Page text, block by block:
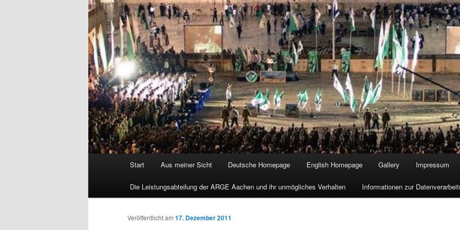
Start Aus meiner Sicht Deutsche Homepage English Homepage Gallery Impressum
Die Leistungsabteilung der ARGE Aachen und ihr unmögliches Verhalten Informationen zur
Veröffentlicht am 17. Dezember 2011